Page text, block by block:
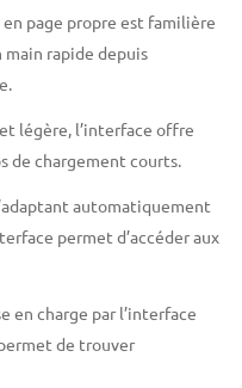
en page propre est familière
rapide depuis
légère, l’interface offre
de chargement courts.
automatiquement
permet d’accéder aux
en charge par l’interface
de trouver